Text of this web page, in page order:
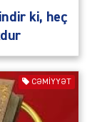
ki, heç
CƏMIYYƏT